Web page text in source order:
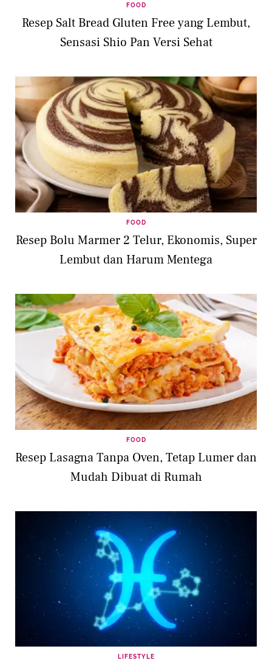
FOOD
Resep Salt Bread Gluten Free yang Lembut,
Sensasi Shio Pan Versi Sehat
FOOD
Resep Bolu Marmer 2 Telur, Ekonomis, Super
Lembut dan Harum Mentega
FOOD
Resep Lasagna Tanpa Oven, Tetap Lumer dan
Mudah Dibuat di Rumah
LIFESTYLE